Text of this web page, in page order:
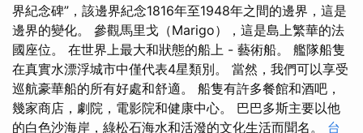
界紀念碑”，該邊界紀念1816年至1948年之間的邊界，這是
邊界的變化。 參觀馬里戈（Marigo），這是島上繁華的法
國座位。 在世界上最大和狀態的船上 - 藝術船。 艦隊船隻
在真實水漂浮城市中僅代表4星類別。 當然，我們可以享受
巡航豪華船的所有好處和舒適。 船隻有許多餐館和酒吧，
幾家商店，劇院，電影院和健康中心。 巴巴多斯主要以他
的白色沙海岸，綠松石海水和活潑的文化生活而聞名。 台